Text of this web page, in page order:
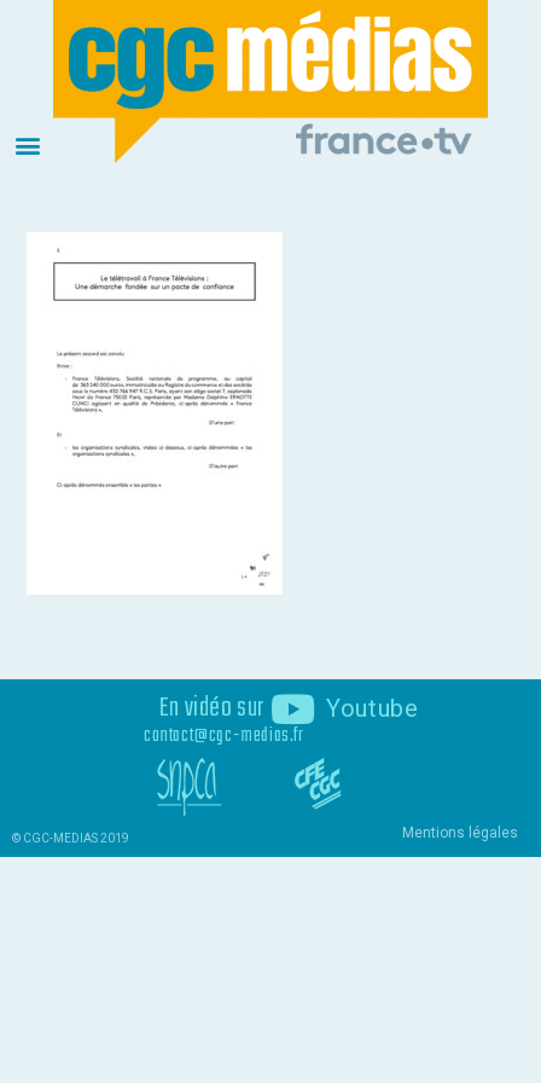
En vidéo sur Youtube
contact@cgc-medias.fr
© CGC-MEDIAS 2019 Mentions légales